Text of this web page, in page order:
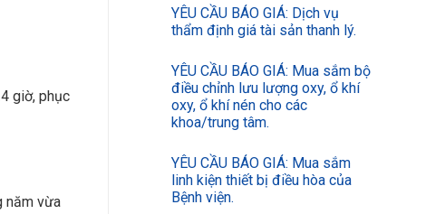
giờ, phục
năm vừa
YÊU CẦU BÁO GIÁ: Dịch vụ
thẩm định giá tài sản thanh lý.
YÊU CẦU BÁO GIÁ: Mua sắm bộ
điều chỉnh lưu lượng oxy, ổ khí
oxy, ổ khí nén cho các
khoa/trung tâm.
YÊU CẦU BÁO GIÁ: Mua sắm
linh kiện thiết bị điều hòa của
Bệnh viện.